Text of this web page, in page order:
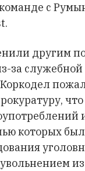
с
другим
за служебной
которых